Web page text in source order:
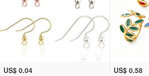
US$ 0.04 US$ 0.58